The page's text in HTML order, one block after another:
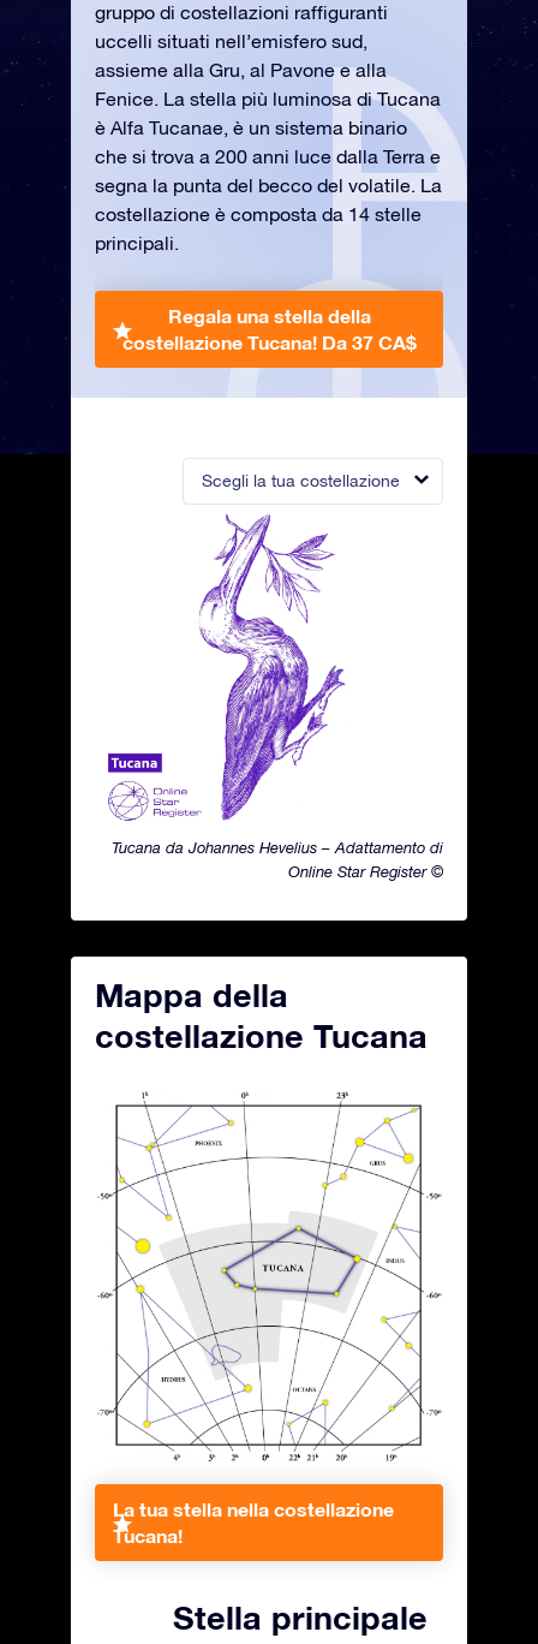
Scegli la tua costellazione
Tucana da Johannes Hevelius – Adattamento di
Online Star Register ©
gruppo di costellazioni raffiguranti
uccelli situati nell’emisfero sud,
assieme alla Gru, al Pavone e alla
Fenice. La stella più luminosa di Tucana
è Alfa Tucanae, è un sistema binario
che si trova a 200 anni luce dalla Terra e
segna la punta del becco del volatile. La
costellazione è composta da 14 stelle
principali.
Regala una stella della
costellazione Tucana! Da 37 CA$
Mappa della
costellazione Tucana
La tua stella nella costellazione
Tucana!
Stella principale